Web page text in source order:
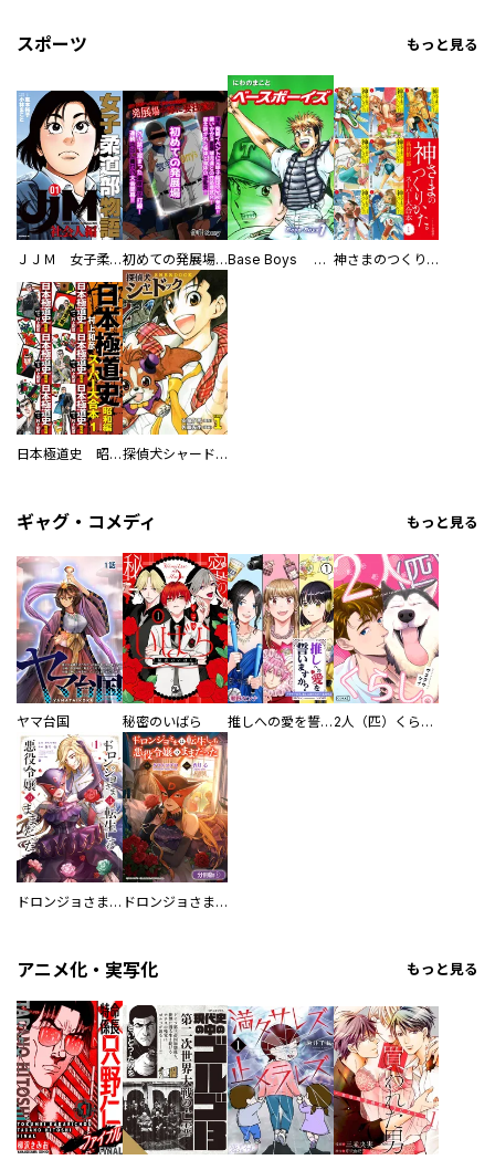
スポーツ もっと見る
ＪＪＭ 女子柔道部物語 社会人編 初めての発展場 【白抜き修正版】 Base Boys 新装版 神さまのつくりかた。スーパー大合本
日本極道史 昭和編 スーパー大合本 探偵犬シャードック（新装版）
ギャグ・コメディ もっと見る
ヤマ台国 秘密のいばら 推しへの愛を誓いますか？～アラサー女子、推しは逃げぬが人生逃げる～ 2人（匹）くらし。
ドロンジョさまは転生しても悪役令嬢のままだった ドロンジョさまは転生しても悪役令嬢のままだった【分冊版】
アニメ化・実写化 もっと見る